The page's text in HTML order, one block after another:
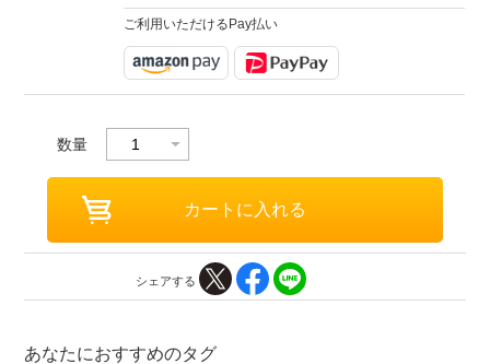
ご利用いただけるPay払い
数量
シェアする
あなたにおすすめのタグ